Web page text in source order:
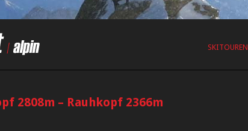
SKITOUREN
2808m – Rauhkopf 2366m